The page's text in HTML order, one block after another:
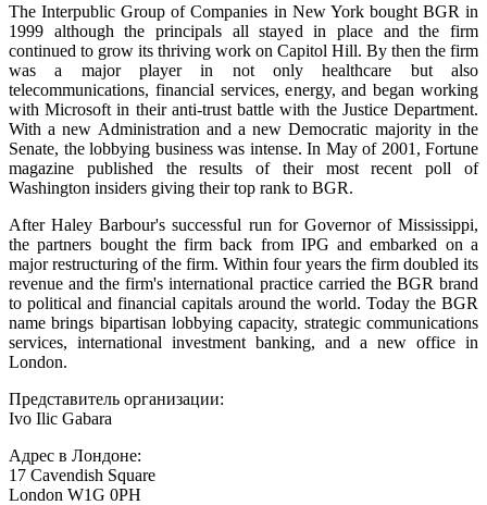
The Interpublic Group of Companies in New York bought BGR in
1999 although the principals all stayed in place and the firm
continued to grow its thriving work on Capitol Hill. By then the firm
was a major player in not only healthcare but also
telecommunications, financial services, energy, and began working
with Microsoft in their anti-trust battle with the Justice Department.
With a new Administration and a new Democratic majority in the
Senate, the lobbying business was intense. In May of 2001, Fortune
magazine published the results of their most recent poll of
Washington insiders giving their top rank to BGR.
After Haley Barbour's successful run for Governor of Mississippi,
the partners bought the firm back from IPG and embarked on a
major restructuring of the firm. Within four years the firm doubled its
revenue and the firm's international practice carried the BGR brand
to political and financial capitals around the world. Today the BGR
name brings bipartisan lobbying capacity, strategic communications
services, international investment banking, and a new office in
London.
Представитель организации:
Ivo Ilic Gabara
Адрес в Лондоне:
17 Cavendish Square
London W1G 0PH